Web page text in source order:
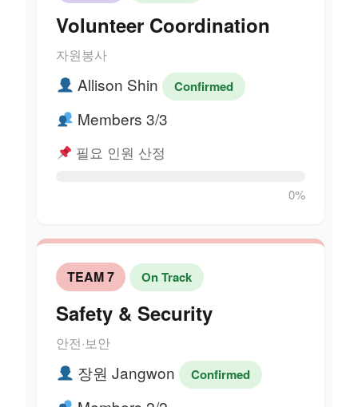
Volunteer Coordination
자원봉사
Allison Shin Confirmed
Members 3/3
필요 인원 산정
0%
TEAM 7 On Track
Safety & Security
안전·보안
장원 Jangwon Confirmed